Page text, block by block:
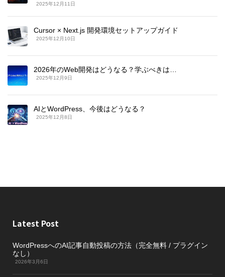
2025年12月11日
Cursor × Next.js 開発環境セットアップガイド
2025年12月10日
2026年のWeb開発はどうなる？学ぶべきは…
2025年12月9日
AIとWordPress、今後はどうなる？
2025年12月8日
Latest Post
WordPressへのAI記事自動投稿の方法（完全無料 / プラグイン
なし）
2026年3月6日